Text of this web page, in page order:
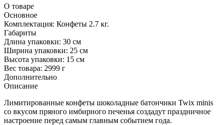
О товаре
Основное
Комплектация: Конфеты 2.7 кг.
Габариты
Длина упаковки: 30 см
Ширина упаковки: 25 см
Высота упаковки: 15 см
Вес товара: 2999 г
Дополнительно
Описание
Лимитированные конфеты шоколадные батончики Twix minis
со вкусом пряного имбирного печенья создадут праздничное
настроение перед самым главным событием года.